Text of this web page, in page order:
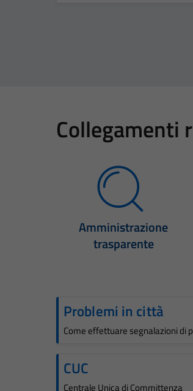
Collegamenti
Amministrazione
trasparente
Problemi in città
Come effettuare segnalazioni di
CUC
Centrale Unica di Committenza